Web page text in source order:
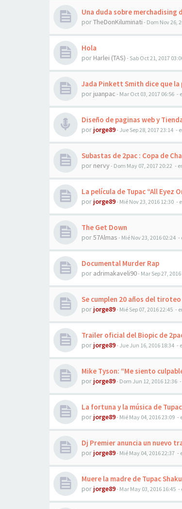
Una duda sobre merchadising
porTheDonKiluminati - Dom Nov 26,
Hola
por Harlei (TAS) - Sab Oct 21, 2017
Jada Pinkett Smith dice que la
por juanpac - Mar Oct 03, 2017 06:56 -
Diseño de paginas web y
por jorge89- Jue Sep 28, 2017 23:14 -
Subastas de 2pac : Copa de
por nervy - Dom May 07, 2017 20:22 -
La película de Tupac “All Eyez
por jorge89- Mié Nov 23, 2016 12:30 -
The Get Down
por57Almas - Mié Nov 23, 2016 02:24 -
Documental Murder Rap
por adrimakaveli90- Mar Sep 27,
Se cumplen 20 años del tiroteo
por jorge89- Mié Sep 07, 2016 22:45 -
Trailer oficial del Biopic de
por jorge89- Jue Jun 16, 2016 18:34 -
Mike Tyson: “Me siento
por jorge89- Dom Jun 12, 2016 12:36
La fortuna y la música de
por jorge89- Mié May 04, 2016 23:09 -
Dj Premier anuncia un nuevo
por jorge89- Mié May 04, 2016 22:37 -
Muere la madre de Tupac
por jorge89- Mar May 03, 2016 16:45 -